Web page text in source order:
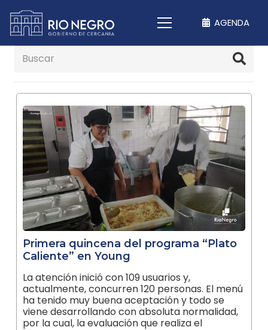
AGENDA
Primera quincena del programa “Plato
Caliente” en Young
La atención inició con 109 usuarios y,
actualmente, concurren 120 personas. El menú
ha tenido muy buena aceptación y todo se
viene desarrollando con absoluta normalidad,
por la cual, la evaluación que realiza el